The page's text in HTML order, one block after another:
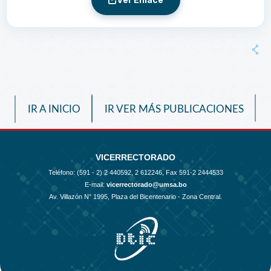
IR A INICIO IR VER MÁS PUBLICACIONES
VICERRECTORADO
Teléfono: (591 - 2) 2 440592, 2 612246, Fax 591-2 2444533
E-mail: vicerrectorado@umsa.bo
Av. Villazón N° 1995, Plaza del Bicentenario - Zona Central.